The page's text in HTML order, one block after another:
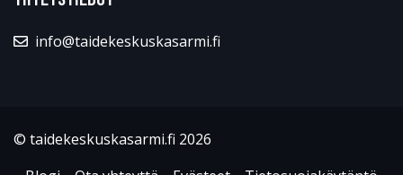
info@taidekeskuskasarmi.fi
© taidekeskuskasarmi.fi 2026